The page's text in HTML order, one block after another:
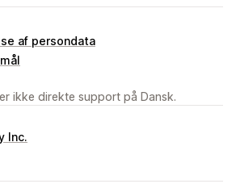
af persondata
ikke direkte support på Dansk.
Inc.